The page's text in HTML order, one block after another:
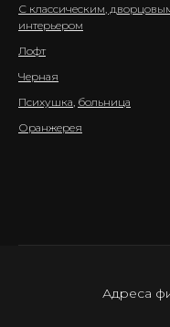
С классическим,
интерьером
Лофт
Черная
Психушка больница
Оранжерея
Адреса